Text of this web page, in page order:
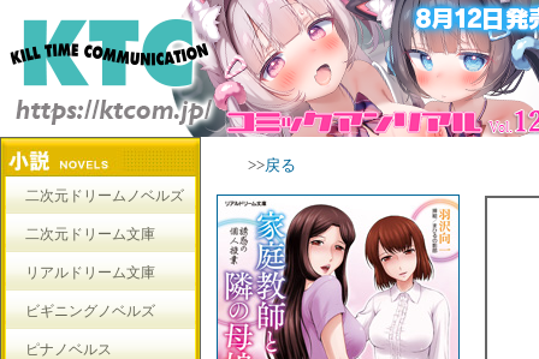
二次元ドリームノベルズ
二次元ドリーム文庫
リアルドリーム文庫
ビギニングノベルズ
ピナノベルス
>>戻る